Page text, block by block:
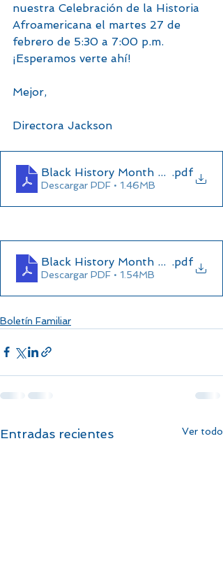
nuestra Celebración de la Historia
Afroamericana el martes 27 de
febrero de 5:30 a 7:00 p.m.
¡Esperamos verte ahí!
Mejor,
Directora Jackson
Black History Month Spirit Week
.pdf
Descargar PDF • 1.46MB
Black History Month Celebration
.pdf
Descargar PDF • 1.54MB
Boletín Familiar
Entradas recientes Ver todo